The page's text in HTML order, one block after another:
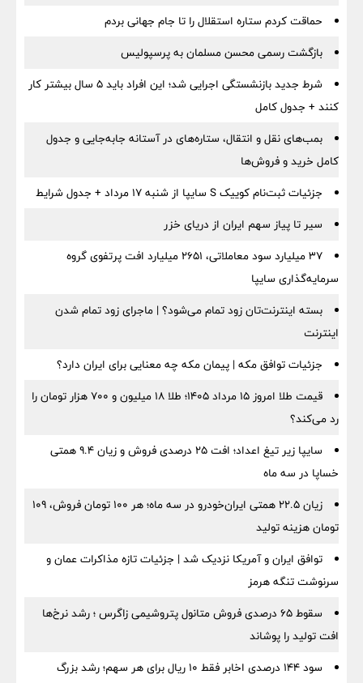
حماقت کردم ستاره استقلال را تا جام جهانی بردم
بازگشت رسمی محسن مسلمان به پرسپولیس
شرط جدید بازنشستگی اجرایی شد؛ این افراد باید ۵ سال بیشتر کار
کنند + جدول کامل
بمب‌های نقل و انتقال، ستاره‌های در آستانه جابه‌جایی و جدول
کامل خرید و فروش‌ها
جزئیات ثبت‌نام کوییک S سایپا از شنبه ۱۷ مرداد + جدول شرایط
سیر تا پیاز سهم ایران از دریای خزر
۳۷ میلیارد سود معاملاتی، ۲۶۵۱ میلیارد افت پرتفوی گروه
سرمایه‌گذاری سایپا
بسته اینترنت‌تان زود تمام می‌شود؟ | ماجرای زود تمام شدن
اینترنت
جزئیات توافق مکه | پیمان مکه چه معنایی برای ایران دارد؟
قیمت طلا امروز ۱۵ مرداد ۱۴۰۵؛ طلا ۱۸ میلیون و ۷۰۰ هزار تومان را
رد می‌کند؟
سایپا زیر تیغ اعداد؛ افت ۲۵ درصدی فروش و زیان ۹.۴ همتی
خساپا در سه ماه
زیان ۲۲.۵ همتی ایران‌خودرو در سه ماه؛ هر ۱۰۰ تومان فروش، ۱۰۹
تومان هزینه تولید
توافق ایران و آمریکا نزدیک شد | جزئیات تازه مذاکرات عمان و
سرنوشت تنگه هرمز
سقوط ۶۵ درصدی فروش متانول پتروشیمی زاگرس ؛ رشد نرخ‌ها
افت تولید را پوشاند
سود ۱۴۴ درصدی اخابر فقط ۱۰ ریال برای هر سهم؛ رشد بزرگ